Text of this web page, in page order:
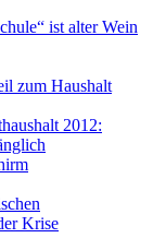
ist alter Wein
zum Haushalt
2012:
Krise